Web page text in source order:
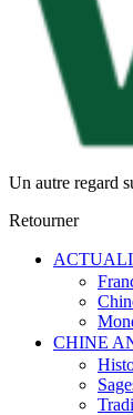
Un autre regard
Retourner
CHINE